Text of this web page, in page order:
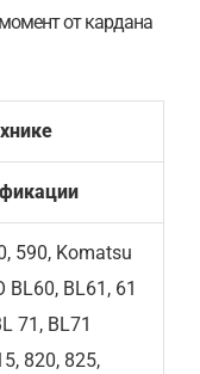
от кардана
590, Komatsu
BL60, BL61, 61
71, BL71
820, 825,